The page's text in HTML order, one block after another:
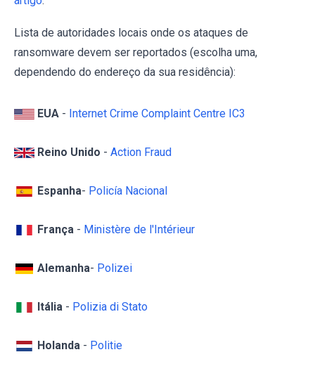
Lista de autoridades locais onde os ataques de
ransomware devem ser reportados (escolha uma,
dependendo do endereço da sua residência):
EUA - Internet Crime Complaint Centre IC3
Reino Unido - Action Fraud
Espanha- Policía Nacional
França - Ministère de l'Intérieur
Alemanha- Polizei
Itália - Polizia di Stato
Holanda - Politie